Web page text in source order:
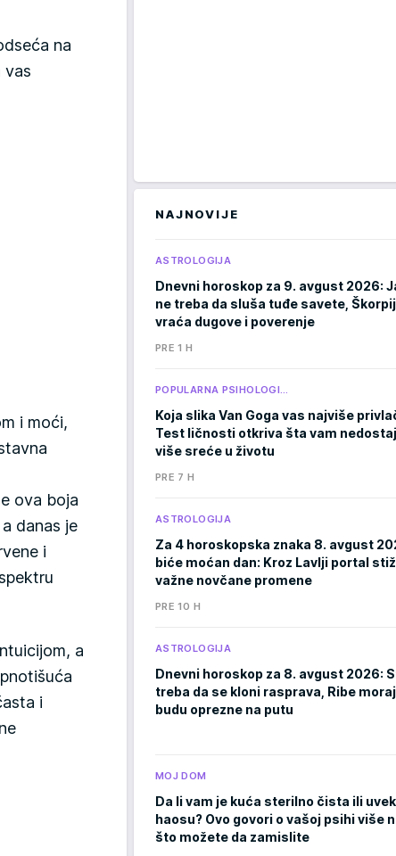
na
vas
i moći,
ova boja
danas je
i
a
i
NAJNOVIJE
ASTROLOGIJA
Dnevni horoskop za 9. avgust 2026:
ne treba da sluša tuđe savete,
vraća dugove i poverenje
PRE 1 H
POPULARNA PSIHOLOGI…
Koja slika Van Goga vas najviše
Test ličnosti otkriva šta vam
više sreće u životu
PRE 7 H
ASTROLOGIJA
Za 4 horoskopska znaka 8. avgust
biće moćan dan: Kroz Lavlji portal
važne novčane promene
PRE 10 H
ASTROLOGIJA
Dnevni horoskop za 8. avgust 2026:
treba da se kloni rasprava, Ribe
budu oprezne na putu
MOJ DOM
Da li vam je kuća sterilno čista ili
haosu? Ovo govori o vašoj psihi više
što možete da zamislite